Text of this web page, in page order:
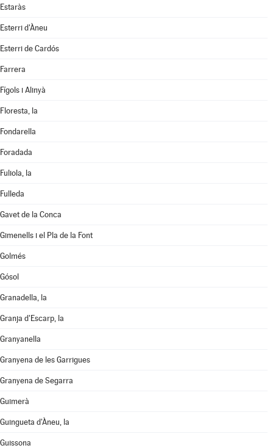
Estaràs
Esterri d'Àneu
Esterri de Cardós
Farrera
Fígols i Alinyà
Floresta, la
Fondarella
Foradada
Fuliola, la
Fulleda
Gavet de la Conca
Gimenells i el Pla de la Font
Golmés
Gósol
Granadella, la
Granja d'Escarp, la
Granyanella
Granyena de les Garrigues
Granyena de Segarra
Guimerà
Guingueta d'Àneu, la
Guissona